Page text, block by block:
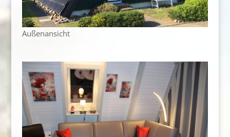
Außenansicht